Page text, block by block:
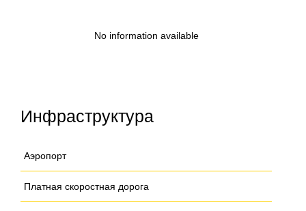
No information available
Инфраструктура
Аэропорт
Платная скоростная дорога